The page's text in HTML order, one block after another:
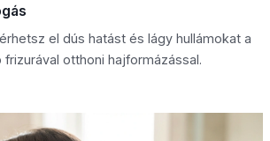
el dús hatást és lágy hullámokat a
otthoni hajformázással.